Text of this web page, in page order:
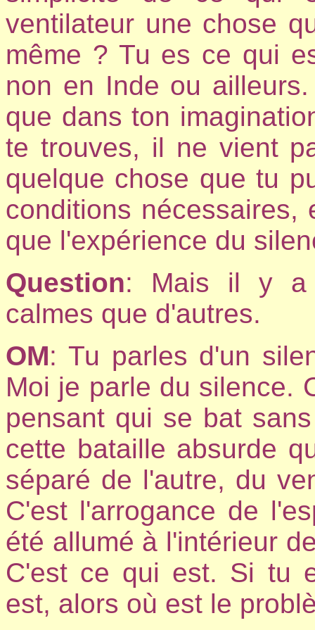
ventilateur une chose
même ? Tu es ce qui
non en Inde ou
que dans ton
te trouves, il ne vient
quelque chose que tu
conditions nécessaires,
que l'expérience du
Question: Mais il y a
calmes que d'autres.
OM: Tu parles d'un
Moi je parle du silence.
pensant qui se bat
cette bataille absurde
séparé de l'autre, du
C'est l'arrogance de
été allumé à l'intérieur
C'est ce qui est. Si tu
est, alors où est le